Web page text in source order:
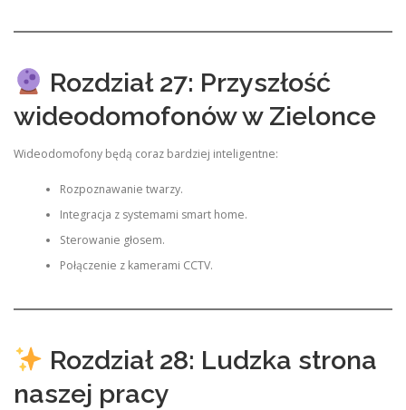
Rozdział 27: Przyszłość
wideodomofonów w Zielonce
Wideodomofony będą coraz bardziej inteligentne:
Rozpoznawanie twarzy.
Integracja z systemami smart home.
Sterowanie głosem.
Połączenie z kamerami CCTV.
Rozdział 28: Ludzka strona
naszej pracy